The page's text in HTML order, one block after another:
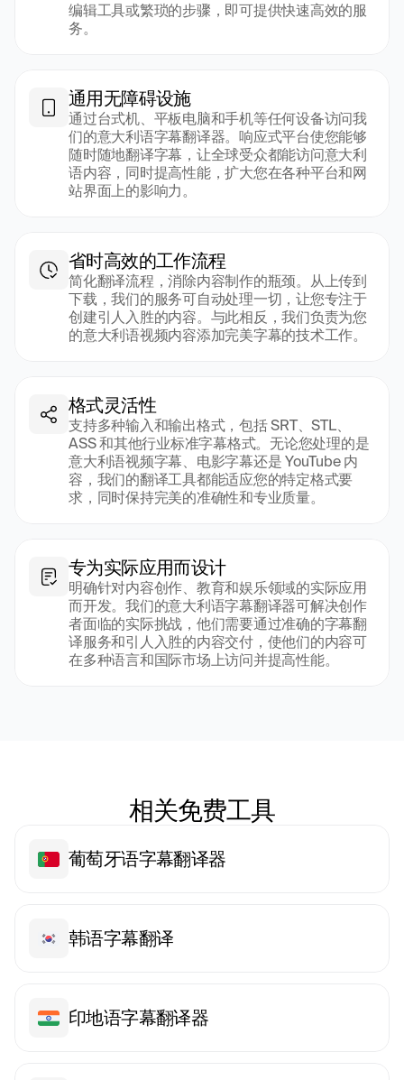
编辑工具或繁琐的步骤，即可提供快速高效的服
务。
通用无障碍设施
通过台式机、平板电脑和手机等任何设备访问我
们的意大利语字幕翻译器。响应式平台使您能够
随时随地翻译字幕，让全球受众都能访问意大利
语内容，同时提高性能，扩大您在各种平台和网
站界面上的影响力。
省时高效的工作流程
简化翻译流程，消除内容制作的瓶颈。从上传到
下载，我们的服务可自动处理一切，让您专注于
创建引人入胜的内容。与此相反，我们负责为您
的意大利语视频内容添加完美字幕的技术工作。
格式灵活性
支持多种输入和输出格式，包括 SRT、STL、
ASS 和其他行业标准字幕格式。无论您处理的是
意大利语视频字幕、电影字幕还是 YouTube 内
容，我们的翻译工具都能适应您的特定格式要
求，同时保持完美的准确性和专业质量。
专为实际应用而设计
明确针对内容创作、教育和娱乐领域的实际应用
而开发。我们的意大利语字幕翻译器可解决创作
者面临的实际挑战，他们需要通过准确的字幕翻
译服务和引人入胜的内容交付，使他们的内容可
在多种语言和国际市场上访问并提高性能。
相关免费工具
葡萄牙语字幕翻译器
韩语字幕翻译
印地语字幕翻译器